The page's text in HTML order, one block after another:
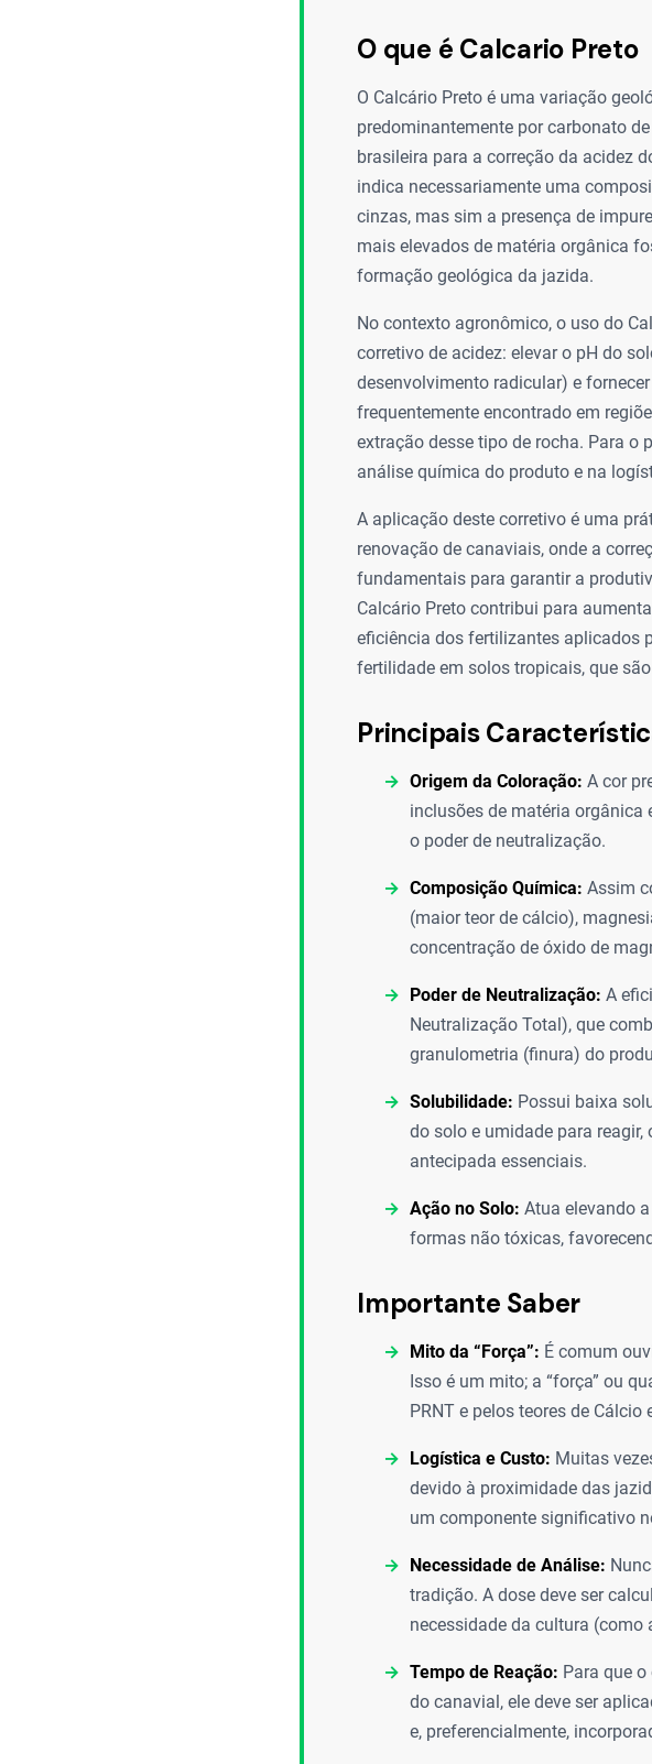
O que é Calcario Preto
O Calcário Preto é uma variação
predominantemente por carbonato
brasileira para a correção da acidez
indica necessariamente uma
cinzas, mas sim a presença de
mais elevados de matéria orgânica
formação geológica da jazida.
No contexto agronômico, o uso do
corretivo de acidez: elevar o pH do
desenvolvimento radicular) e
frequentemente encontrado em
extração desse tipo de rocha. Para o
análise química do produto e na
A aplicação deste corretivo é uma
renovação de canaviais, onde a
fundamentais para garantir a
Calcário Preto contribui para
eficiência dos fertilizantes aplicados
fertilidade em solos tropicais, que
Principais
Origem da Coloração: A cor
inclusões de matéria orgânica
o poder de neutralização.
Composição Química: Assim
(maior teor de cálcio),
concentração de óxido de
Poder de Neutralização: A
Neutralização Total), que
granulometria (finura) do
Solubilidade: Possui baixa
do solo e umidade para
antecipada essenciais.
Ação no Solo: Atua elevando
formas não tóxicas,
Importante Saber
Mito da “Força”: É comum
Isso é um mito; a “força” ou
PRNT e pelos teores de
Logística e Custo: Muitas
devido à proximidade das
um componente significativo
Necessidade de Análise:
tradição. A dose deve ser
necessidade da cultura (como
Tempo de Reação: Para que
do canavial, ele deve ser
e, preferencialmente,